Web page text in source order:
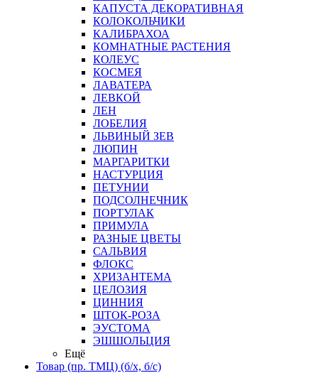
КАПУСТА ДЕКОРАТИВНАЯ
КОЛОКОЛЬЧИКИ
КАЛИБРАХОА
КОМНАТНЫЕ РАСТЕНИЯ
КОЛЕУС
КОСМЕЯ
ЛАВАТЕРА
ЛЕВКОЙ
ЛЕН
ЛОБЕЛИЯ
ЛЬВИНЫЙ ЗЕВ
ЛЮПИН
МАРГАРИТКИ
НАСТУРЦИЯ
ПЕТУНИИ
ПОДСОЛНЕЧНИК
ПОРТУЛАК
ПРИМУЛА
РАЗНЫЕ ЦВЕТЫ
САЛЬВИЯ
ФЛОКС
ХРИЗАНТЕМА
ЦЕЛОЗИЯ
ЦИННИЯ
ШТОК-РОЗА
ЭУСТОМА
ЭШШОЛЬЦИЯ
Ещё
Товар (пр. ТМЦ) (б/х, б/с)